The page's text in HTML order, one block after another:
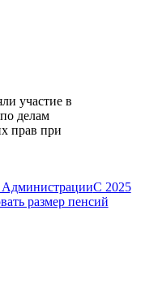
участие в
делам
прав при
С 2025
размер пенсий